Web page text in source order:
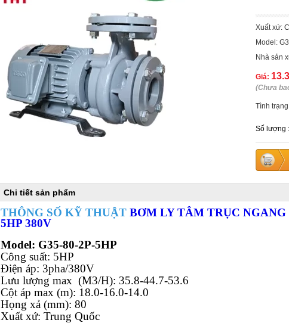
Xuất xứ:
Model:
Nhà sản
Giá:
(Chưa
Tình
Số lượng :
Chi tiết sản phẩm
THÔNG SỐ KỸ THUẬT BƠM LY TÂM TRỤC NGANG
5HP 380V
Model: G35-80-2P-5HP
Công suất: 5HP
Điện áp: 3pha/380V
Lưu lượng max (M3/H): 35.8-44.7-53.6
Cột áp max (m): 18.0-16.0-14.0
Họng xả (mm): 80
Xuất xứ: Trung Quốc